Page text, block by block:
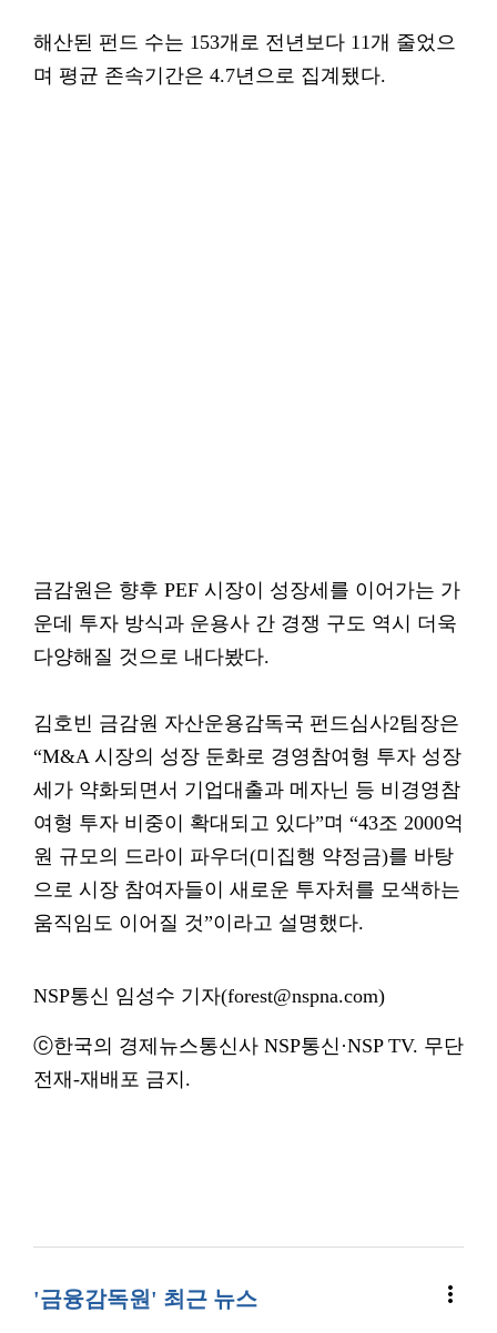
해산된 펀드 수는 153개로 전년보다 11개 줄었으
며 평균 존속기간은 4.7년으로 집계됐다.
금감원은 향후 PEF 시장이 성장세를 이어가는 가
운데 투자 방식과 운용사 간 경쟁 구도 역시 더욱
다양해질 것으로 내다봤다.
김호빈 금감원 자산운용감독국 펀드심사2팀장은
“M&A 시장의 성장 둔화로 경영참여형 투자 성장
세가 약화되면서 기업대출과 메자닌 등 비경영참
여형 투자 비중이 확대되고 있다”며 “43조 2000억
원 규모의 드라이 파우더(미집행 약정금)를 바탕
으로 시장 참여자들이 새로운 투자처를 모색하는
움직임도 이어질 것”이라고 설명했다.
NSP통신 임성수 기자(forest@nspna.com)
ⓒ한국의 경제뉴스통신사 NSP통신·NSP TV. 무단
전재-재배포 금지.
'금융감독원' 최근 뉴스 more_vert